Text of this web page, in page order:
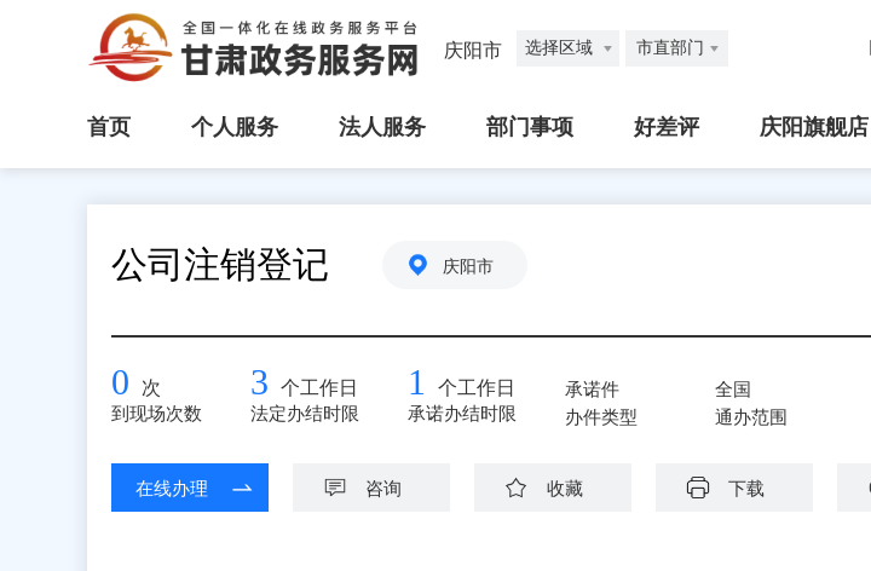
庆阳市 选择区域 市直部门
首页 个人服务 法人服务 部门事项 好差评 庆阳旗舰店
公司注销登记 庆阳市
0 次
到现场次数
3 个工作日
法定办结时限
1 个工作日
承诺办结时限
承诺件
办件类型
全国
通办范围
在线办理 咨询 收藏 下载